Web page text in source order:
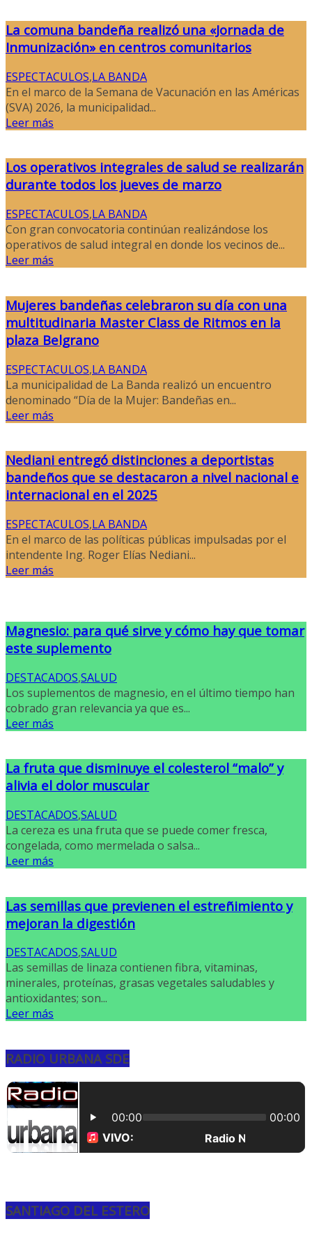
La comuna bandeña realizó una «Jornada de
Inmunización» en centros comunitarios
ESPECTACULOS,LA BANDA
En el marco de la Semana de Vacunación en las Américas
(SVA) 2026, la municipalidad...
Leer más
Los operativos integrales de salud se realizarán
durante todos los jueves de marzo
ESPECTACULOS,LA BANDA
Con gran convocatoria continúan realizándose los
operativos de salud integral en donde los vecinos de...
Leer más
Mujeres bandeñas celebraron su día con una
multitudinaria Master Class de Ritmos en la
plaza Belgrano
ESPECTACULOS,LA BANDA
La municipalidad de La Banda realizó un encuentro
denominado “Día de la Mujer: Bandeñas en...
Leer más
Nediani entregó distinciones a deportistas
bandeños que se destacaron a nivel nacional e
internacional en el 2025
ESPECTACULOS,LA BANDA
En el marco de las políticas públicas impulsadas por el
intendente Ing. Roger Elías Nediani...
Leer más
Magnesio: para qué sirve y cómo hay que tomar
este suplemento
DESTACADOS,SALUD
Los suplementos de magnesio, en el último tiempo han
cobrado gran relevancia ya que es...
Leer más
La fruta que disminuye el colesterol “malo” y
alivia el dolor muscular
DESTACADOS,SALUD
La cereza es una fruta que se puede comer fresca,
congelada, como mermelada o salsa...
Leer más
Las semillas que previenen el estreñimiento y
mejoran la digestión
DESTACADOS,SALUD
Las semillas de linaza contienen fibra, vitaminas,
minerales, proteínas, grasas vegetales saludables y
antioxidantes; son...
Leer más
RADIO URBANA SDE
SANTIAGO DEL ESTERO